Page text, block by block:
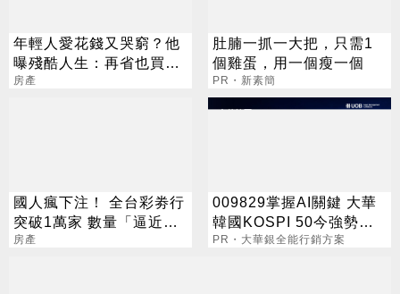
年輕人愛花錢又哭窮？他
曝殘酷人生：再省也買不
起一坪
房產
肚腩一抓一大把，只需1
個雞蛋，用一個瘦一個
PR・新素簡
國人瘋下注！ 全台彩劵行
突破1萬家 數量「逼近直
營超商」
房產
009829掌握AI關鍵 大華
韓國KOSPI 50今強勢開
募
PR・大華銀全能行銷方案